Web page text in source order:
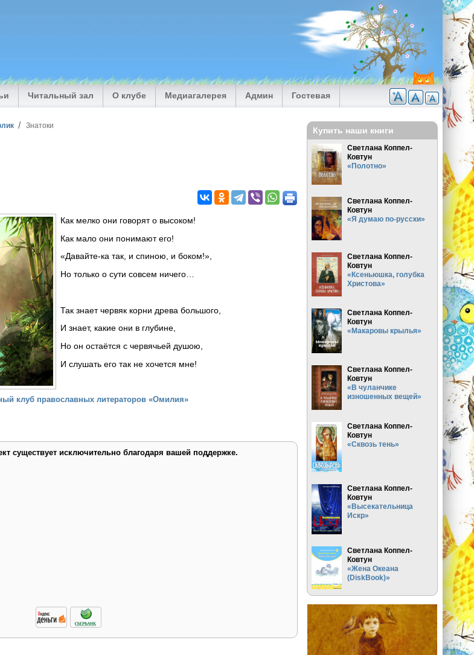
Читальный зал О клубе Медиагалерея Админ Гостевая
Знатоки
Как мелко они говорят о высоком!
Как мало они понимают его!
«Давайте-ка так, и спиною, и боком!»,
Но только о сути совсем ничего…
Так знает червяк корни древа большого,
И знает, какие они в глубине,
Но он остаётся с червячьей душою,
И слушать его так не хочется мне!
клуб православных литераторов «Омилия»
существует исключительно благодаря вашей поддержке.
Купить наши книги
Светлана Коппел-
Ковтун
«Полотно»
Светлана Коппел-
Ковтун
«Я думаю по-русски»
Светлана Коппел-
Ковтун
«Ксеньюшка, голубка
Христова»
Светлана Коппел-
Ковтун
«Макаровы крылья»
Светлана Коппел-
Ковтун
«В чуланчике
изношенных вещей»
Светлана Коппел-
Ковтун
«Сквозь тень»
Светлана Коппел-
Ковтун
«Высекательница
Искр»
Светлана Коппел-
Ковтун
«Жена Океана
(DiskBook)»